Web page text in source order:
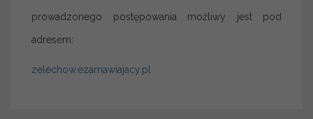
prowadzonego postępowania możliwy jest pod
adresem:
zelechow.ezamawiajacy.pl